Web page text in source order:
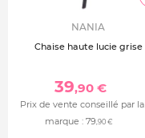
NANIA
Chaise haute lucie grise
39,90 €
Prix de vente conseillé par la
marque : 79,90 €